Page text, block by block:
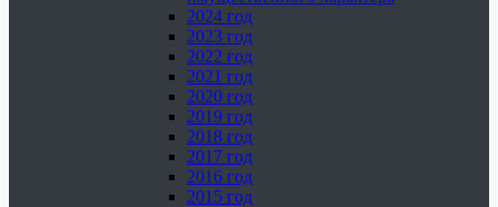
2024 год
2023 год
2022 год
2021 год
2020 год
2019 год
2018 год
2017 год
2016 год
2015 год